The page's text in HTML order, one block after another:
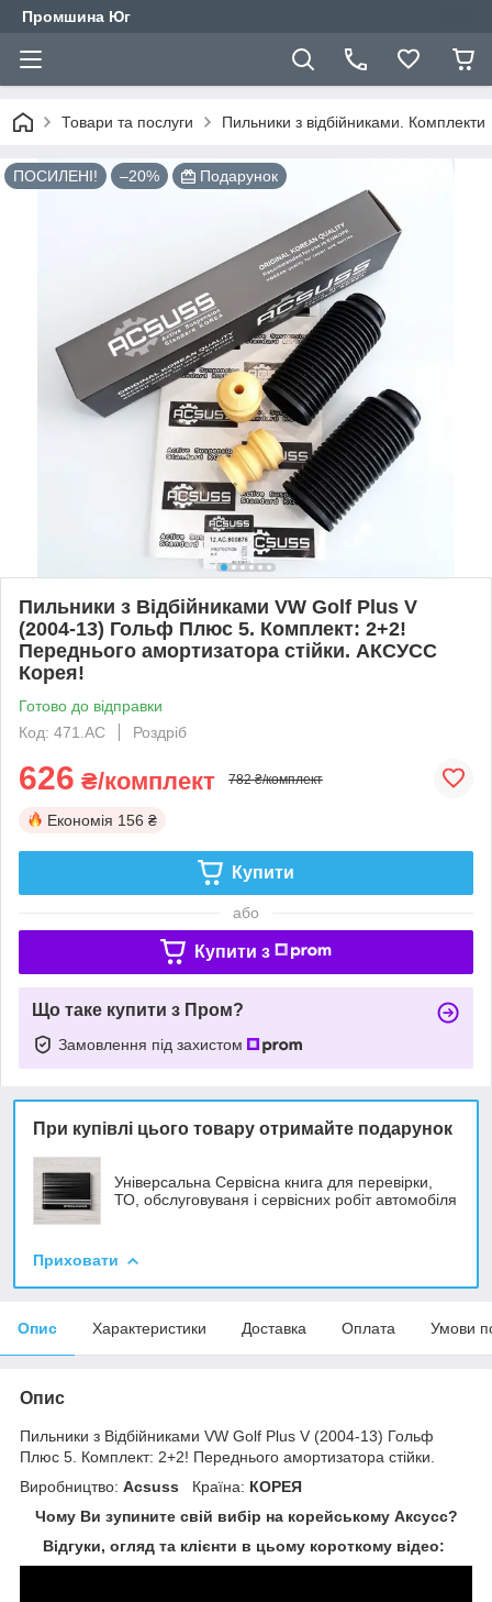
Промшина Юг
Товари та послуги Пильники з відбійниками. Комплекти
ПОСИЛЕНІ! –20% Подарунок
Пильники з Відбійниками VW Golf Plus V
(2004-13) Гольф Плюс 5. Комплект: 2+2!
Переднього амортизатора стійки. АКСУСС
Корея!
Готово до відправки
Код: 471.AC
Роздріб
626 ₴/комплект 782 ₴/комплект
Економія 156 ₴
Купити
або
Купити з
Що таке купити з Пром?
Замовлення під захистом
При купівлі цього товару отримайте подарунок
Універсальна Сервісна книга для перевірки,
ТО, обслуговуваня і сервісних робіт автомобіля
Приховати
Опис Характеристики Доставка Оплата Умови
Опис
Пильники з Відбійниками VW Golf Plus V (2004-13) Гольф
Плюс 5. Комплект: 2+2! Переднього амортизатора стійки.
Виробництво: Acsuss Країна: КОРЕЯ
Чому Ви зупините свій вибір на корейському Аксусс?
Відгуки, огляд та клієнти в цьому короткому відео: